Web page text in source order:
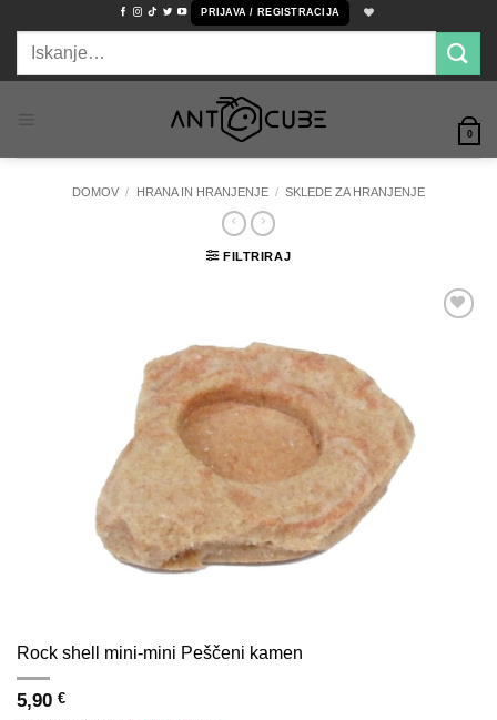
vsebino
PRIJAVA / REGISTRACIJA
Išči:
0
DOMOV / HRANA IN HRANJENJE / SKLEDE ZA HRANJENJE
FILTRIRAJ
Rock shell mini-mini Peščeni kamen
5,90 €